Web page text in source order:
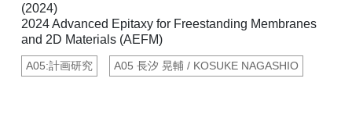
(2024)
2024 Advanced Epitaxy for Freestanding Membranes
and 2D Materials (AEFM)
A05:計画研究 A05 長汐 晃輔 / KOSUKE NAGASHIO